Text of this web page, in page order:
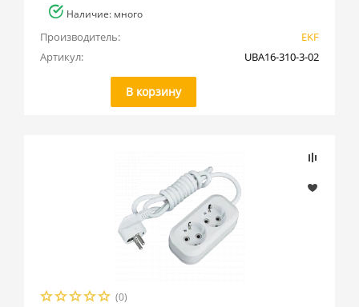
Наличие: много
Производитель:
EKF
Артикул:
UBA16-310-3-02
В корзину
(0)